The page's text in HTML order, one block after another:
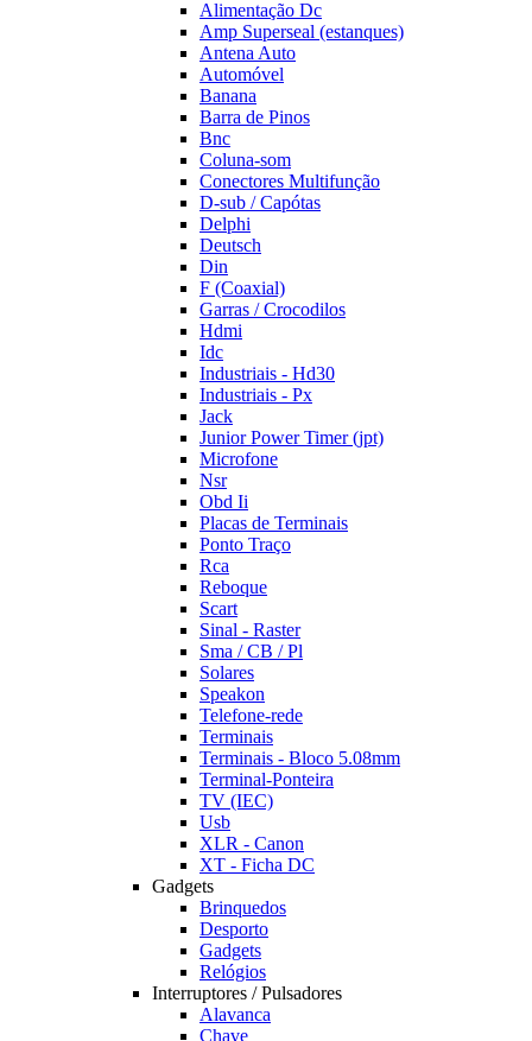
Alimentação Dc
Amp Superseal (estanques)
Antena Auto
Automóvel
Banana
Barra de Pinos
Bnc
Coluna-som
Conectores Multifunção
D-sub / Capótas
Delphi
Deutsch
Din
F (Coaxial)
Garras / Crocodilos
Hdmi
Idc
Industriais - Hd30
Industriais - Px
Jack
Junior Power Timer (jpt)
Microfone
Nsr
Obd Ii
Placas de Terminais
Ponto Traço
Rca
Reboque
Scart
Sinal - Raster
Sma / CB / Pl
Solares
Speakon
Telefone-rede
Terminais
Terminais - Bloco 5.08mm
Terminal-Ponteira
TV (IEC)
Usb
XLR - Canon
XT - Ficha DC
Gadgets
Brinquedos
Desporto
Gadgets
Relógios
Interruptores / Pulsadores
Alavanca
Chave